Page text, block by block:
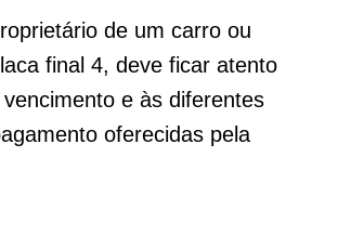
de um carro ou
final 4, deve ficar atento
e às diferentes
oferecidas pela